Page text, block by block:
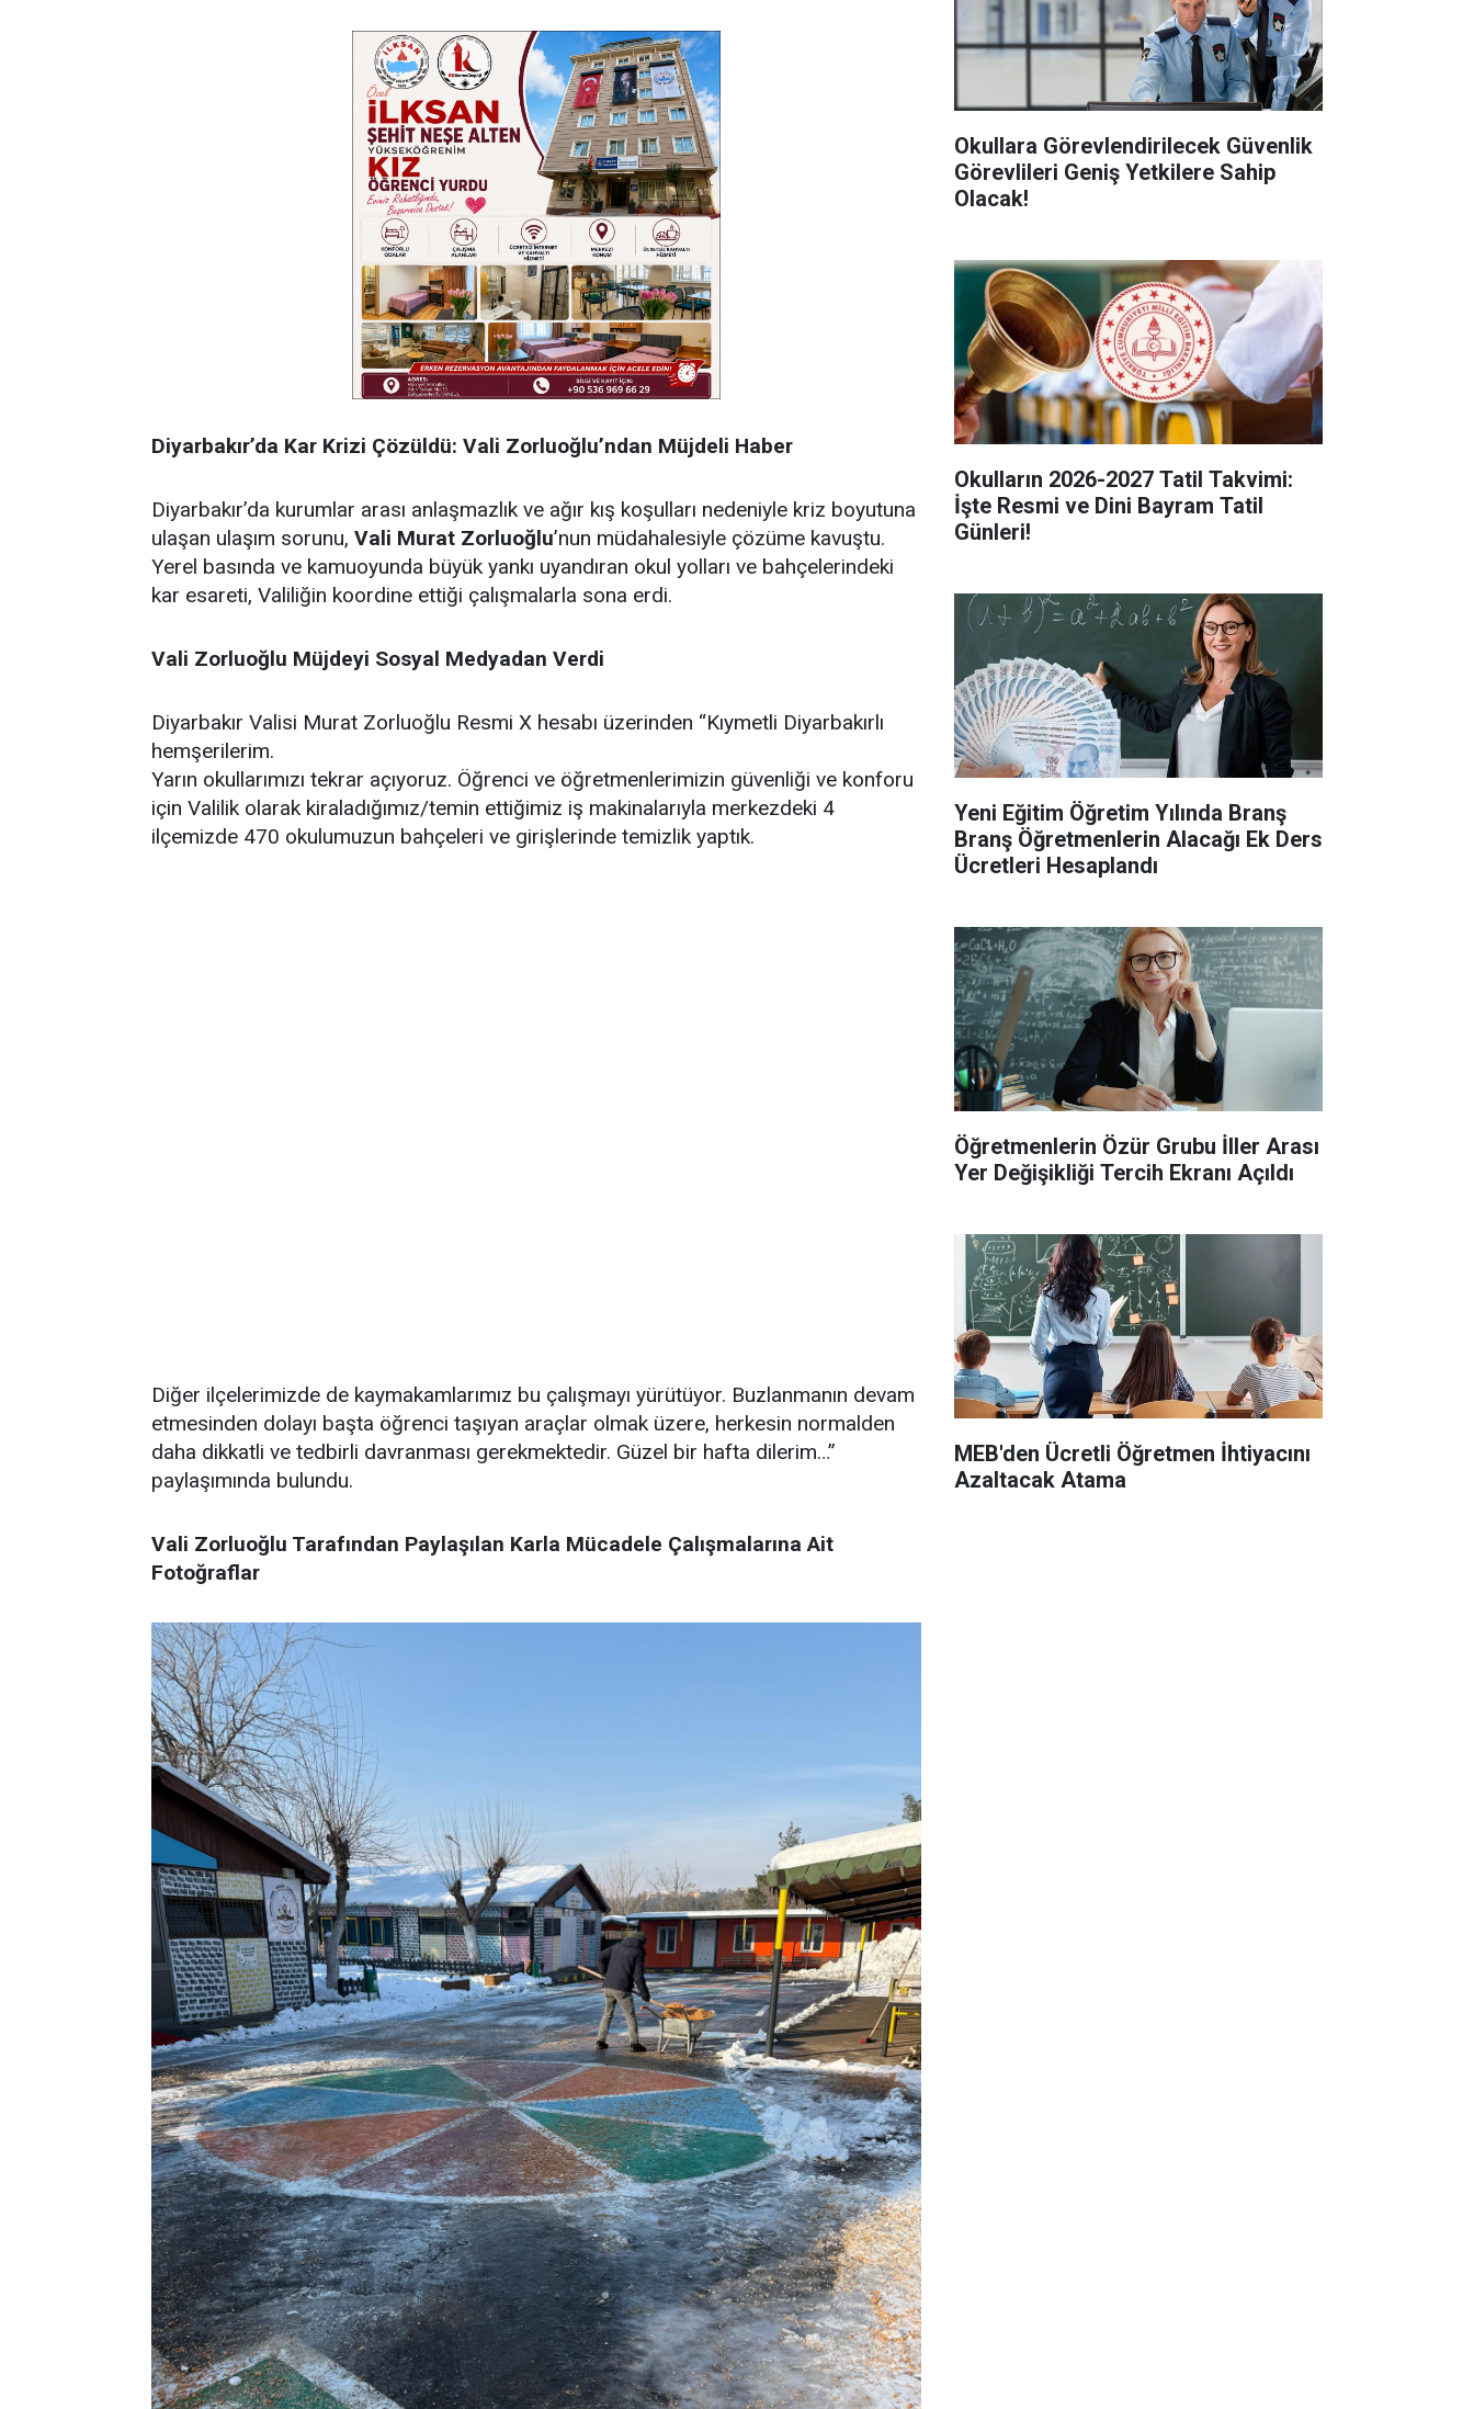
Diyarbakır’da Kar Krizi Çözüldü: Vali Zorluoğlu’ndan Müjdeli Haber
Diyarbakır’da kurumlar arası anlaşmazlık ve ağır kış koşulları nedeniyle kriz boyutuna
ulaşan ulaşım sorunu, Vali Murat Zorluoğlu’nun müdahalesiyle çözüme kavuştu.
Yerel basında ve kamuoyunda büyük yankı uyandıran okul yolları ve bahçelerindeki
kar esareti, Valiliğin koordine ettiği çalışmalarla sona erdi.
Vali Zorluoğlu Müjdeyi Sosyal Medyadan Verdi
Diyarbakır Valisi Murat Zorluoğlu Resmi X hesabı üzerinden “Kıymetli Diyarbakırlı
hemşerilerim.
Yarın okullarımızı tekrar açıyoruz. Öğrenci ve öğretmenlerimizin güvenliği ve konforu
için Valilik olarak kiraladığımız/temin ettiğimiz iş makinalarıyla merkezdeki 4
ilçemizde 470 okulumuzun bahçeleri ve girişlerinde temizlik yaptık.
Diğer ilçelerimizde de kaymakamlarımız bu çalışmayı yürütüyor. Buzlanmanın devam
etmesinden dolayı başta öğrenci taşıyan araçlar olmak üzere, herkesin normalden
daha dikkatli ve tedbirli davranması gerekmektedir. Güzel bir hafta dilerim…”
paylaşımında bulundu.
Vali Zorluoğlu Tarafından Paylaşılan Karla Mücadele Çalışmalarına Ait
Fotoğraflar
Okullara Görevlendirilecek Güvenlik
Görevlileri Geniş Yetkilere Sahip
Olacak!
Okulların 2026-2027 Tatil Takvimi:
İşte Resmi ve Dini Bayram Tatil
Günleri!
Yeni Eğitim Öğretim Yılında Branş
Branş Öğretmenlerin Alacağı Ek Ders
Ücretleri Hesaplandı
Öğretmenlerin Özür Grubu İller Arası
Yer Değişikliği Tercih Ekranı Açıldı
MEB'den Ücretli Öğretmen İhtiyacını
Azaltacak Atama